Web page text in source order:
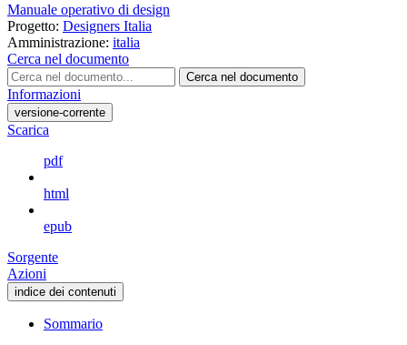
Manuale operativo di design
Progetto: Designers Italia
Amministrazione: italia
Cerca nel documento
Cerca nel documento
Informazioni
versione-corrente
Scarica
pdf
html
epub
Sorgente
Azioni
indice dei contenuti
Sommario